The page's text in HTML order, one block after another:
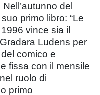
del
primo libro: “Le
vince sia il
Ludens per
comico e
fissa con il mensile
ruolo di
primo